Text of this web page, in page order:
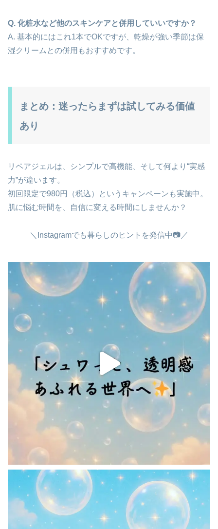
Q. 化粧水など他のスキンケアと併用していいですか？
A. 基本的にはこれ1本でOKですが、乾燥が強い季節は保
湿クリームとの併用もおすすめです。
まとめ：迷ったらまずは試してみる価値
あり
リペアジェルは、シンプルで高機能、そして何より“実感
力”が違います。
初回限定で980円（税込）というキャンペーンも実施中。
肌に悩む時間を、自信に変える時間にしませんか？
＼Instagramでも暮らしのヒントを発信中📷／